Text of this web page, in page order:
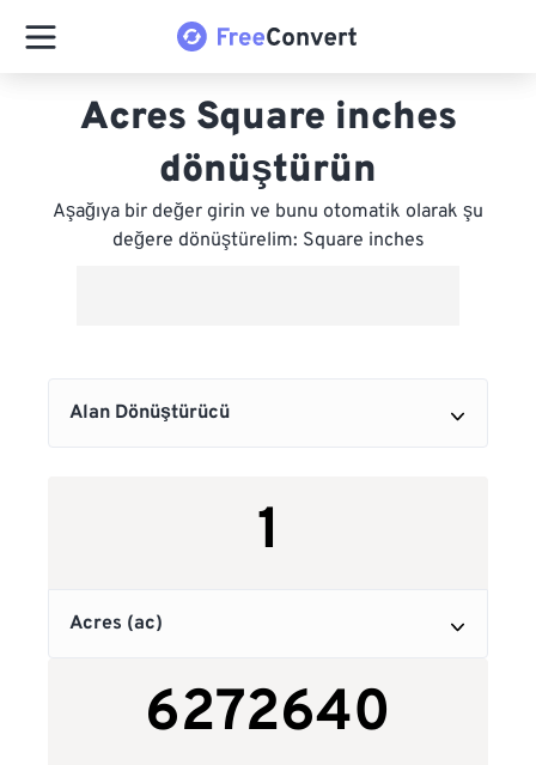
Acres Square inches
dönüştürün
Aşağıya bir değer girin ve bunu otomatik olarak şu
değere dönüştürelim: Square inches